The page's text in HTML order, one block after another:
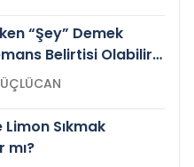
“Şey” Demek
Belirtisi Olabilir
GÜÇLÜCAN
Sıkmak
mı?